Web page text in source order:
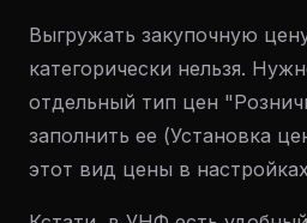
Выгружать закупочную
категорически нельзя.
отдельный тип цен
заполнить ее (Установка
этот вид цены в